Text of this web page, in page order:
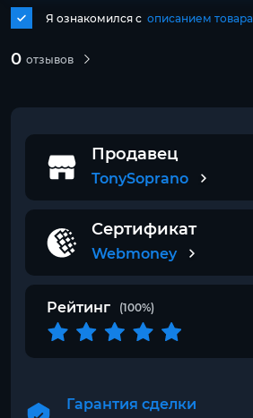
0 отзывов
Я ознакомился с описанием товара
Продавец
TonySoprano
Сертификат
Webmoney
Рейтинг (100%)
Гарантия сделки